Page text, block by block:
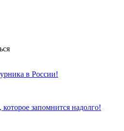
в России!
запомнится надолго!